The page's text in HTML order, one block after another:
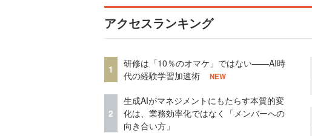
アクセスランキング
1
研修は「10％のオマケ」ではない——AI時
代の経験学習加速術
NEW
2
生成AIがマネジメントにもたらす本質的変
化は、業務効率化ではなく「メンバーへの
向き合い方」